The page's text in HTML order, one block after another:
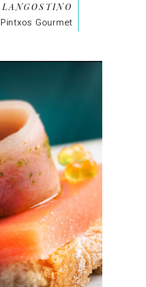
LANGOSTINO
Pintxos Gourmet